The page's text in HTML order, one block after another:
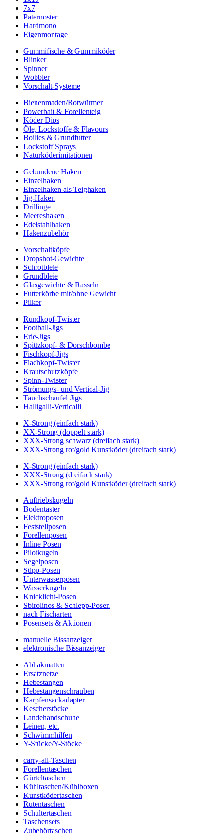
7x7
Paternoster
Hardmono
Eigenmontage
Gummifische & Gummiköder
Blinker
Spinner
Wobbler
Vorschalt-Systeme
Bienenmaden/Rotwürmer
Powerbait & Forellenteig
Köder Dips
Öle, Lockstoffe & Flavours
Boilies & Grundfutter
Lockstoff Sprays
Naturköderimitationen
Gebundene Haken
Einzelhaken
Einzelhaken als Teighaken
Jig-Haken
Drillinge
Meereshaken
Edelstahlhaken
Hakenzubehör
Vorschaltköpfe
Dropshot-Gewichte
Schrotbleie
Grundbleie
Glasgewichte & Rasseln
Futterkörbe mit/ohne Gewicht
Pilker
Rundkopf-Twister
Football-Jigs
Erie-Jigs
Spittzkopf- & Dorschbombe
Fischkopf-Jigs
Flachkopf-Twister
Krautschutzköpfe
Spinn-Twister
Strömungs- und Vertical-Jig
Tauchschaufel-Jigs
Halligalli-Verticalli
X-Strong (einfach stark)
XX-Strong (doppelt stark)
XXX-Strong schwarz (dreifach stark)
XXX-Strong rot/gold Kunstköder (dreifach stark)
X-Strong (einfach stark)
XXX-Strong (dreifach stark)
XXX-Strong rot/gold Kunstköder (dreifach stark)
Auftriebskugeln
Bodentaster
Elektroposen
Feststellposen
Forellenposen
Inline Posen
Pilotkugeln
Segelposen
Stipp-Posen
Unterwasserposen
Wasserkugeln
Knicklicht-Posen
Sbirolinos & Schlepp-Posen
nach Fischarten
Posensets & Aktionen
manuelle Bissanzeiger
elektronische Bissanzeiger
Abhakmatten
Ersatznetze
Hebestangen
Hebestangenschrauben
Karpfensackadapter
Kescherstöcke
Landehandschuhe
Leinen, etc.
Schwimmhilfen
Y-Stücke/Y-Stöcke
carry-all-Taschen
Forellentaschen
Gürteltaschen
Kühltaschen/Kühlboxen
Kunstködertaschen
Rutentaschen
Schultertaschen
Taschensets
Zubehörtaschen